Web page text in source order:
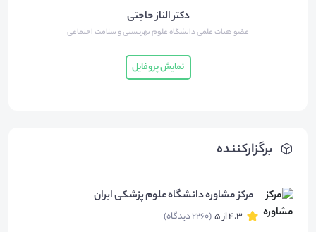
برگزارکننده
مرکز مشاوره دانشگاه علوم پزشکی ایران
4.3 از 5 (2260 دیدگاه)
دکتر الناز حاجتی
عضو هیات علمی دانشگاه علوم بهزیستی و سلامت اجتماعی
نمایش پروفایل